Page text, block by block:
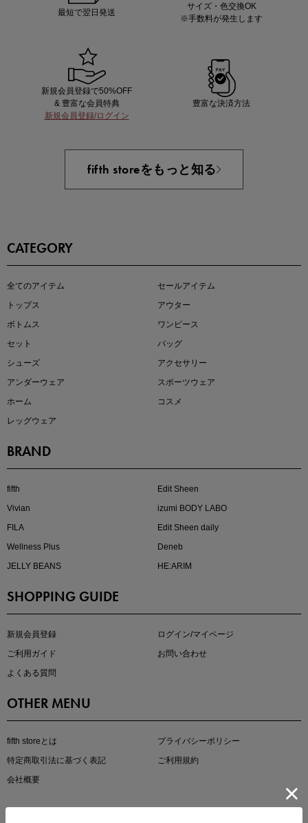
即戦力アイテム続々対象
大人の着映えアイテム5選
マストバイアイテム
最短で翌日発送
サイズ・色交換OK
※手数料が発生します
新規会員登録で50%OFF
& 豊富な会員特典
新規会員登録/ログイン
豊富な決済方法
fifth storeをもっと知る
CATEGORY
全てのアイテム
セールアイテム
トップス
アウター
ボトムス
ワンピース
セット
バッグ
シューズ
アクセサリー
アンダーウェア
スポーツウェア
ホーム
コスメ
レッグウェア
BRAND
fifth
Edit Sheen
Vivian
izumi BODY LABO
FILA
Edit Sheen daily
Wellness Plus
Deneb
JELLY BEANS
HE:ARIM
SHOPPING GUIDE
新規会員登録
ログイン/マイページ
ご利用ガイド
お問い合わせ
よくある質問
OTHER MENU
fifth storeとは
プライバシーポリシー
特定商取引法に基づく表記
ご利用規約
会社概要